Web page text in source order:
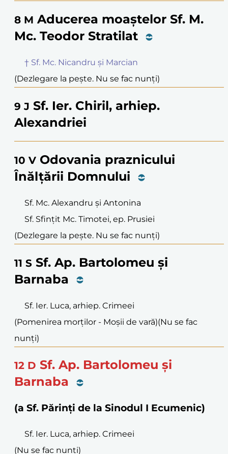
8 M Aducerea moaștelor Sf. M.
Mc. Teodor Stratilat
† Sf. Mc. Nicandru și Marcian
(Dezlegare la pește. Nu se fac nunți)
9 J Sf. Ier. Chiril, arhiep.
Alexandriei
10 V Odovania praznicului
Înălțării Domnului
Sf. Mc. Alexandru și Antonina
Sf. Sfințit Mc. Timotei, ep. Prusiei
(Dezlegare la pește. Nu se fac nunți)
11 S Sf. Ap. Bartolomeu și
Barnaba
Sf. Ier. Luca, arhiep. Crimeei
(Pomenirea morților - Moșii de vară)(Nu se fac
nunți)
12 D Sf. Ap. Bartolomeu și
Barnaba
(a Sf. Părinți de la Sinodul I Ecumenic)
Sf. Ier. Luca, arhiep. Crimeei
(Nu se fac nunți)